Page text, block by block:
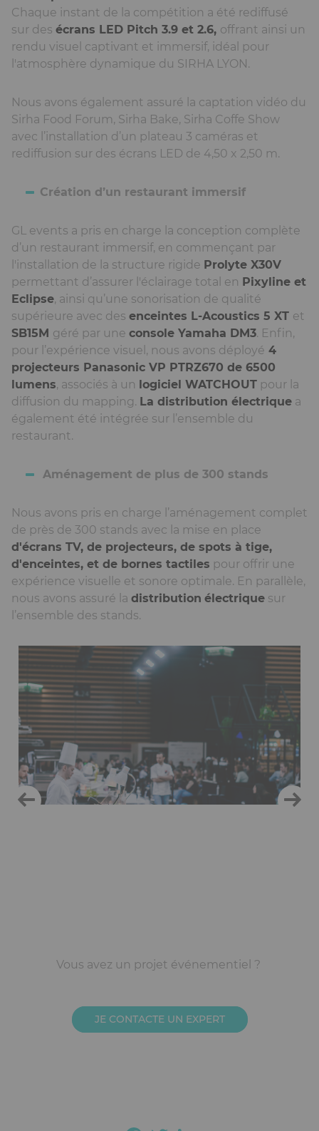
Chaque instant de la compétition a été rediffusé
sur des écrans LED Pitch 3.9 et 2.6, offrant ainsi un
rendu visuel captivant et immersif, idéal pour
l'atmosphère dynamique du SIRHA LYON.
Nous avons également assuré la captation vidéo du
Sirha Food Forum, Sirha Bake, Sirha Coffe Show
avec l’installation d’un plateau 3 caméras et
rediffusion sur des écrans LED de 4,50 x 2,50 m.
Création d’un restaurant immersif
GL events a pris en charge la conception complète
d’un restaurant immersif, en commençant par
l'installation de la structure rigide Prolyte X30V
permettant d’assurer l'éclairage total en Pixyline et
Eclipse, ainsi qu’une sonorisation de qualité
supérieure avec des enceintes L-Acoustics 5 XT et
SB15M géré par une console Yamaha DM3. Enfin,
pour l’expérience visuel, nous avons déployé 4
projecteurs Panasonic VP PTRZ670 de 6500
lumens, associés à un logiciel WATCHOUT pour la
diffusion du mapping. La distribution électrique a
également été intégrée sur l’ensemble du
restaurant.
Aménagement de plus de 300 stands
Nous avons pris en charge l’aménagement complet
de près de 300 stands avec la mise en place
d'écrans TV, de projecteurs, de spots à tige,
d'enceintes, et de bornes tactiles pour offrir une
expérience visuelle et sonore optimale. En parallèle,
nous avons assuré la distribution électrique sur
l’ensemble des stands.
CkeditorVous avez un projet événementiel ?
JE CONTACTE UN EXPERT